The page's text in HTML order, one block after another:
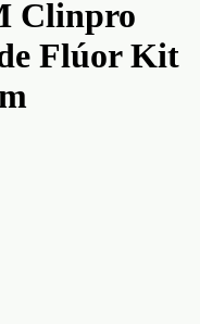
Clinpro
Flúor Kit